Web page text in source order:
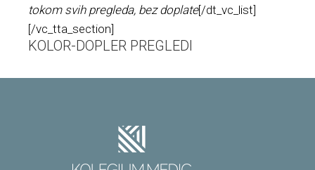
tokom svih pregleda, bez doplate[/dt_vc_list]
[/vc_tta_section]
KOLOR-DOPLER PREGLEDI